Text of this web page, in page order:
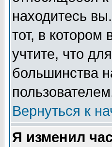
находитесь
тот, в
учтите, что
большинства
Вернуться к
Я изменил